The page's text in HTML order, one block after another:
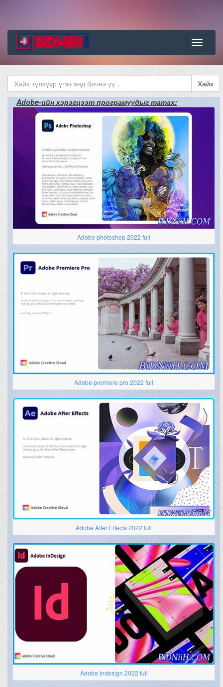
Цэс
Хайх
Adobe-ийн хэрэгцээт програмуудыг татах:
Adobe photoshop 2022 full
Adobe premiere pro 2022 full
Adobe After Effects 2022 full
Adobe indesign 2022 full